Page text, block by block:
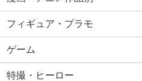
フィギュア・プラモ
ゲーム
特撮・ヒーロー